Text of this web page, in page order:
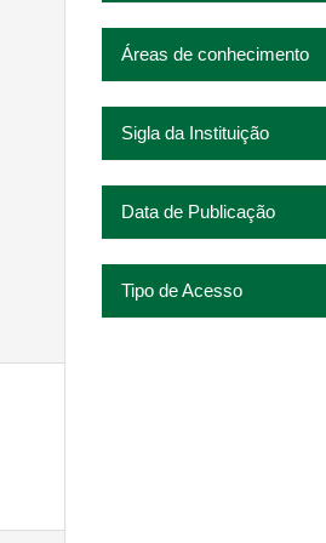
Áreas de conhecimento
Sigla da Instituição
Data de Publicação
Tipo de Acesso